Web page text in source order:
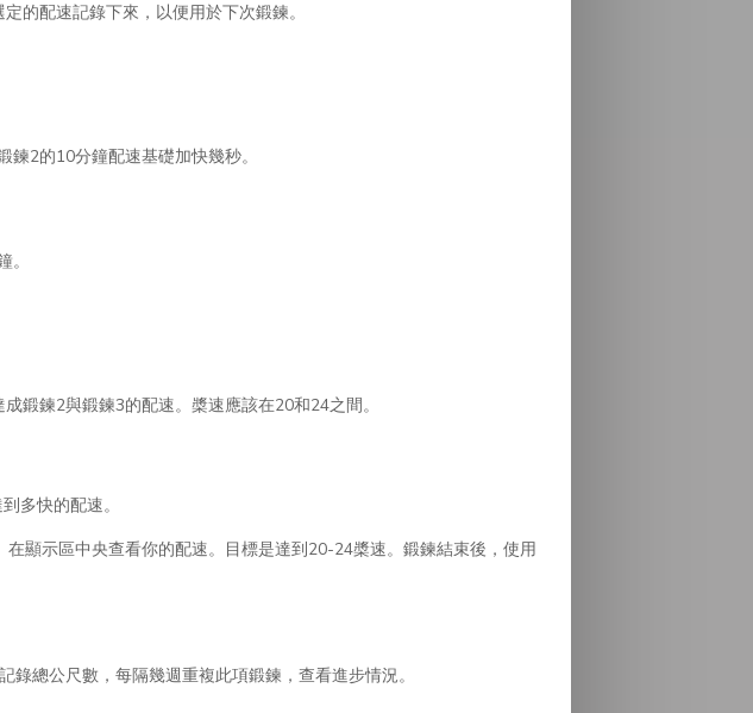
的配速記錄下來，以便用於下次鍛鍊。
2的10分鐘配速基礎加快幾秒。
鍛鍊2與鍛鍊3的配速。槳速應該在20和24之間。
多快的配速。
顯示區中央查看你的配速。目標是達到20-24槳速。鍛鍊結束後，使用
總公尺數，每隔幾週重複此項鍛鍊，查看進步情況。